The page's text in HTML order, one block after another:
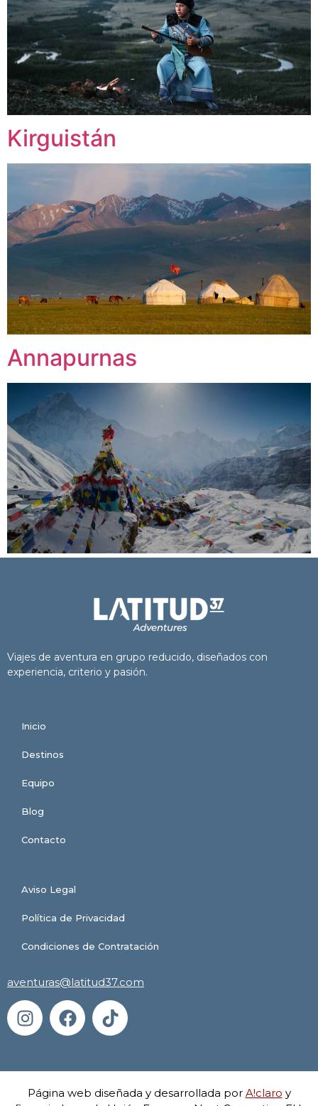
Kirguistán
Annapurnas
Viajes de aventura en grupo reducido, diseñados con
experiencia, criterio y pasión.
Inicio
Destinos
Equipo
Blog
Contacto
Aviso Legal
Política de Privacidad
Condiciones de Contratación
aventuras@latitud37.com
Página web diseñada y desarrollada por A!claro y